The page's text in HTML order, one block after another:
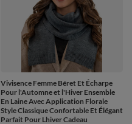
Vivisence Femme Béret Et Écharpe
Pour l'Automne et l'Hiver Ensemble
En Laine Avec Application Florale
Style Classique Confortable Et Élégant
Parfait Pour Lhiver Cadeau